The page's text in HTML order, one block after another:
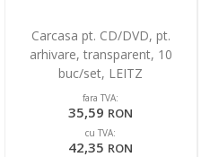
Carcasa pt. CD/DVD, pt.
arhivare, transparent, 10
buc/set, LEITZ
fara TVA:
35,59 RON
cu TVA:
42,35 RON